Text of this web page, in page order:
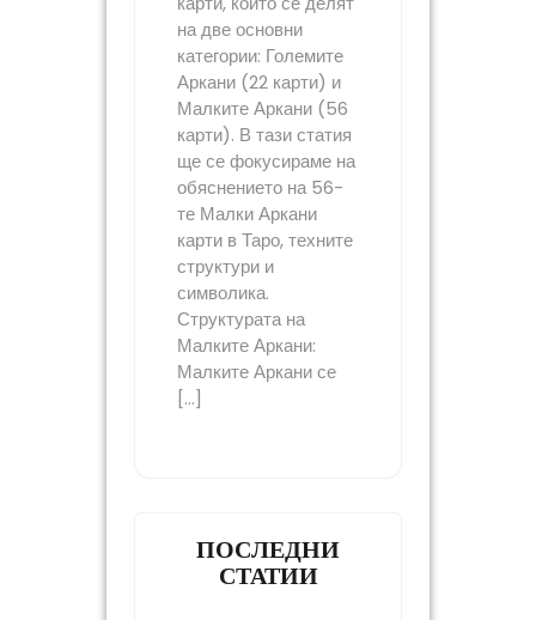
на две основни
категории: Големите
Аркани (22 карти) и
Малките Аркани (56
карти). В тази статия
ще се фокусираме на
обяснението на 56-
те Малки Аркани
карти в Таро, техните
структури и
символика.
Структурата на
Малките Аркани:
Малките Аркани се
[…]
ПОСЛЕДНИ
СТАТИИ